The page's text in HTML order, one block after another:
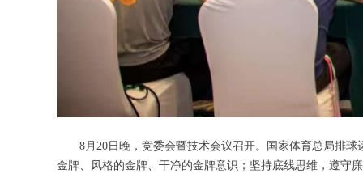
8月20日晚，竞委会暨技术会议召开。国家体育总局排球
金牌、风格的金牌、干净的金牌意识；坚持底线思维，遵守